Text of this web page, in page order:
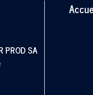
PROD SA